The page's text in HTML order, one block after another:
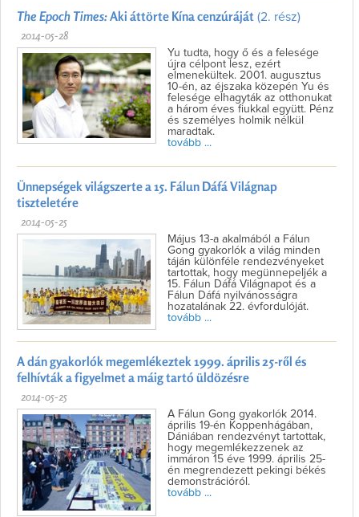
The Epoch Times:Aki áttörte Kína cenzúráját (2. rész)
2014-05-28
Yu tudta, hogy ő és a felesége
újra célpont lesz, ezért
elmenekültek. 2001. augusztus
10-én, az éjszaka közepén Yu és
felesége elhagyták az otthonukat
a három éves fiukkal együtt. Pénz
és személyes holmik nélkül
maradtak.
tovább ...
Ünnepségek világszerte a 15. Fálun Dáfá Világnap
tiszteletére
2014-05-25
Május 13-a akalmából a Fálun
Gong gyakorlók a világ minden
táján különféle rendezvényeket
tartottak, hogy megünnepeljék a
15. Fálun Dáfá Világnapot és a
Fálun Dáfá nyilvánosságra
hozatalának 22. évfordulóját.
tovább ...
A dán gyakorlók megemlékeztek 1999. április 25-ről és
felhívták a figyelmet a máig tartó üldözésre
2014-05-25
A Fálun Gong gyakorlók 2014.
április 19-én Koppenhágában,
Dániában rendezvényt tartottak,
hogy megemlékezzenek az
immáron 15 éve 1999. április 25-
én megrendezett pekingi békés
demonstrációról.
tovább ...